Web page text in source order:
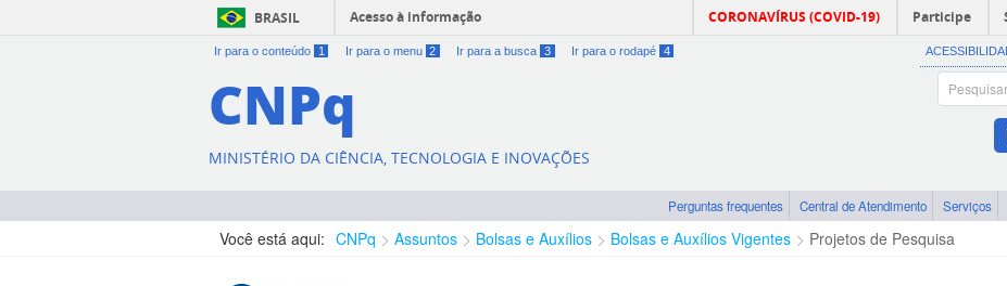
BRASIL Acesso à informação CORONAVÍRUS (COVID-19) Participe
Ir para o conteúdo 1 Ir para o menu 2 Ir para a busca 3 Ir para o rodapé 4
CNPq
MINISTÉRIO DA CIÊNCIA, TECNOLOGIA E INOVAÇÕES
Perguntas frequentes Central de Atendimento Serviços
Você está aqui: CNPq Assuntos Bolsas e Auxílios Bolsas e Auxílios Vigentes Projetos de Pesquisa